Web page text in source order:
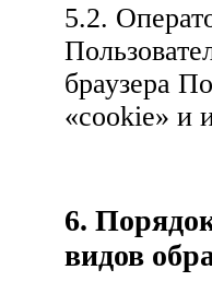
5.2.
браузера
«cookie» и
6.
видов